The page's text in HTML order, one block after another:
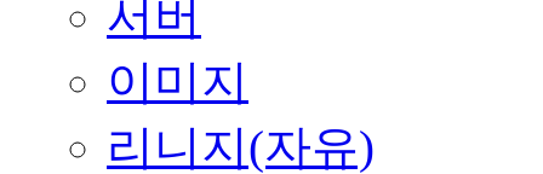
서버
이미지
리니지(자유)